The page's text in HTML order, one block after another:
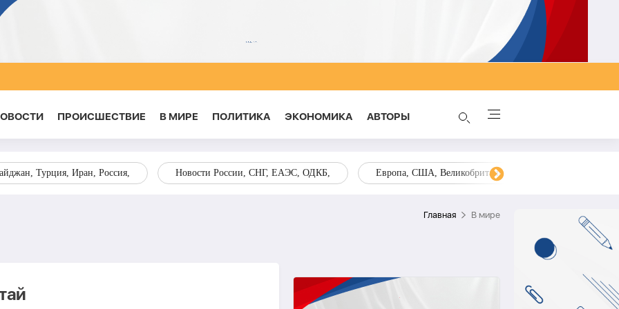
ПРОИСШЕСТВИЕ В МИРЕ ПОЛИТИКА ЭКОНОМИКА AВТОРЫ
Турция, Иран, Россия, Новости России, СНГ, ЕАЭС, ОДКБ, Европа, США, Великобритания, Украина, Запад,
Главная В мире